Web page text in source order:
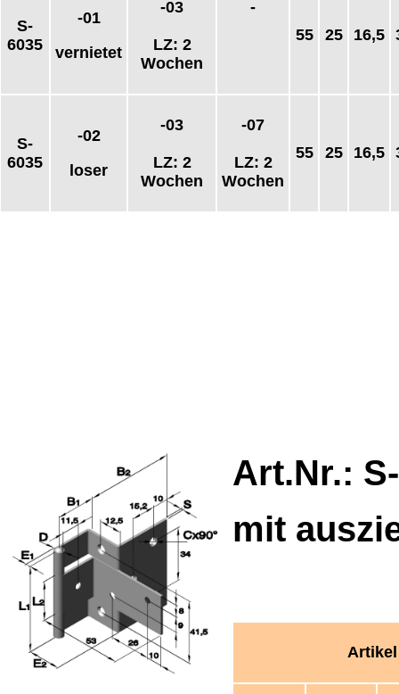
S-
6035
-01
vernietet
-03
LZ: 2
Wochen
-
55
25 16,5
S-
6035
-02
loser
-03
LZ: 2
Wochen
-07
LZ: 2
Wochen
55 25 16,5
Art.Nr.: S-
mit
Artikel